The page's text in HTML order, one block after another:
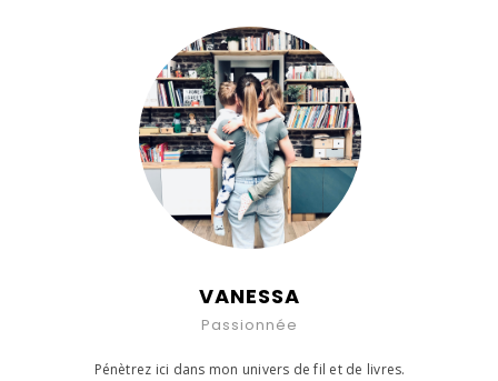
VANESSA
Passionnée
Pénètrez ici dans mon univers de fil et de livres.